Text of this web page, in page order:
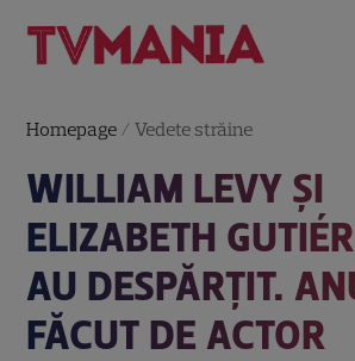
Homepage /Vedete străine
WILLIAM LEVY ȘI
ELIZABETH
AU DESPĂRȚIT.
FĂCUT DE ACTOR